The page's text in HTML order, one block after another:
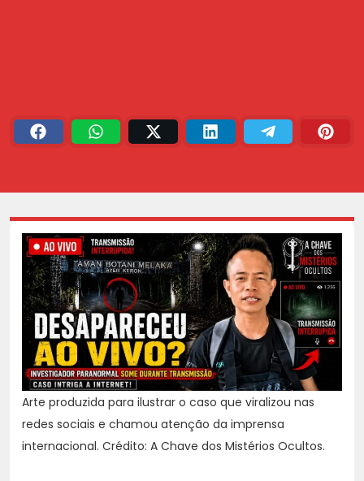
Arte produzida para ilustrar o caso que viralizou nas
redes sociais e chamou atenção da imprensa
internacional. Crédito: A Chave dos Mistérios Ocultos.